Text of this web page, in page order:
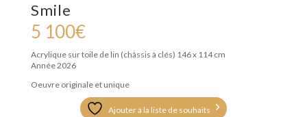
Smile
5 100€
Acrylique sur toile de lin (châssis à clés) 146 x 114 cm
Année 2026
Oeuvre originale et unique
Ajouter à la liste de souhaits